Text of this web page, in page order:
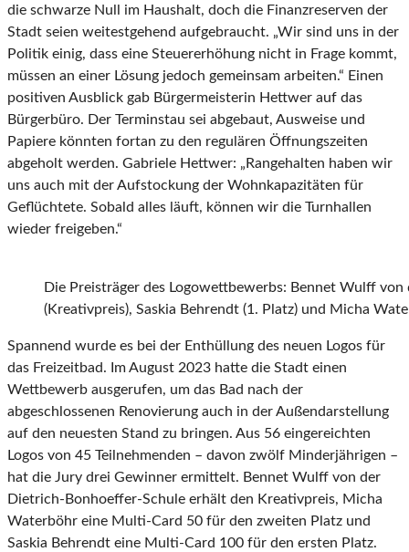
die schwarze Null im Haushalt, doch die Finanzreserven der
Stadt seien weitestgehend aufgebraucht. „Wir sind uns in der
Politik einig, dass eine Steuererhöhung nicht in Frage kommt,
müssen an einer Lösung jedoch gemeinsam arbeiten.“ Einen
positiven Ausblick gab Bürgermeisterin Hettwer auf das
Bürgerbüro. Der Terminstau sei abgebaut, Ausweise und
Papiere könnten fortan zu den regulären Öffnungszeiten
abgeholt werden. Gabriele Hettwer: „Rangehalten haben wir
uns auch mit der Aufstockung der Wohnkapazitäten für
Geflüchtete. Sobald alles läuft, können wir die Turnhallen
wieder freigeben.“
Die Preisträger des Logowettbewerbs: Bennet Wulff
(Kreativpreis), Saskia Behrendt (1. Platz) und Micha
Spannend wurde es bei der Enthüllung des neuen Logos für
das Freizeitbad. Im August 2023 hatte die Stadt einen
Wettbewerb ausgerufen, um das Bad nach der
abgeschlossenen Renovierung auch in der Außendarstellung
auf den neuesten Stand zu bringen. Aus 56 eingereichten
Logos von 45 Teilnehmenden – davon zwölf Minderjährigen –
hat die Jury drei Gewinner ermittelt. Bennet Wulff von der
Dietrich-Bonhoeffer-Schule erhält den Kreativpreis, Micha
Waterböhr eine Multi-Card 50 für den zweiten Platz und
Saskia Behrendt eine Multi-Card 100 für den ersten Platz.